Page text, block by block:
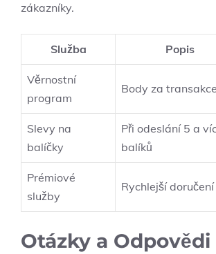
zákazníky.
Služba Popis
Věrnostní
program
Body za transakce
Slevy na
balíčky
Při odeslání 5 a
balíků
Prémiové
služby
Rychlejší doručení
Otázky a Odpovědi